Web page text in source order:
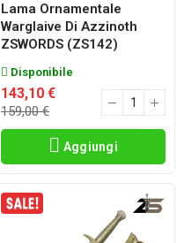
Lama Ornamentale
Warglaive Di Azzinoth
ZSWORDS (ZS142)
Disponibile
143,10 €
159,00 €
Aggiungi